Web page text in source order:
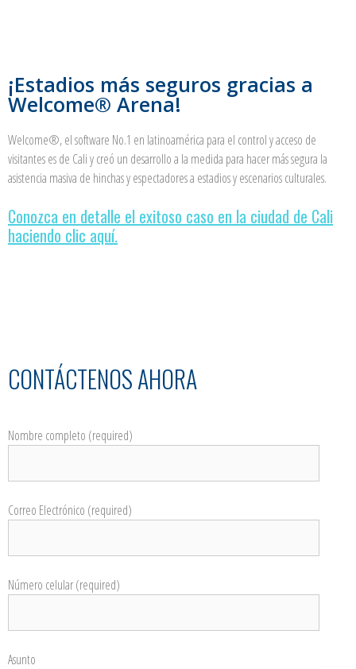
¡Estadios más seguros gracias a
Welcome® Arena!
Welcome®, el software No.1 en latinoamérica para el control y acceso de
visitantes es de Cali y creó un desarrollo a la medida para hacer más segura la
asistencia masiva de hinchas y espectadores a estadios y escenarios culturales.
Conozca en detalle el exitoso caso en la ciudad de Cali
haciendo clic aquí.
CONTÁCTENOS AHORA
Nombre completo (required)
Correo Electrónico (required)
Número celular (required)
Asunto